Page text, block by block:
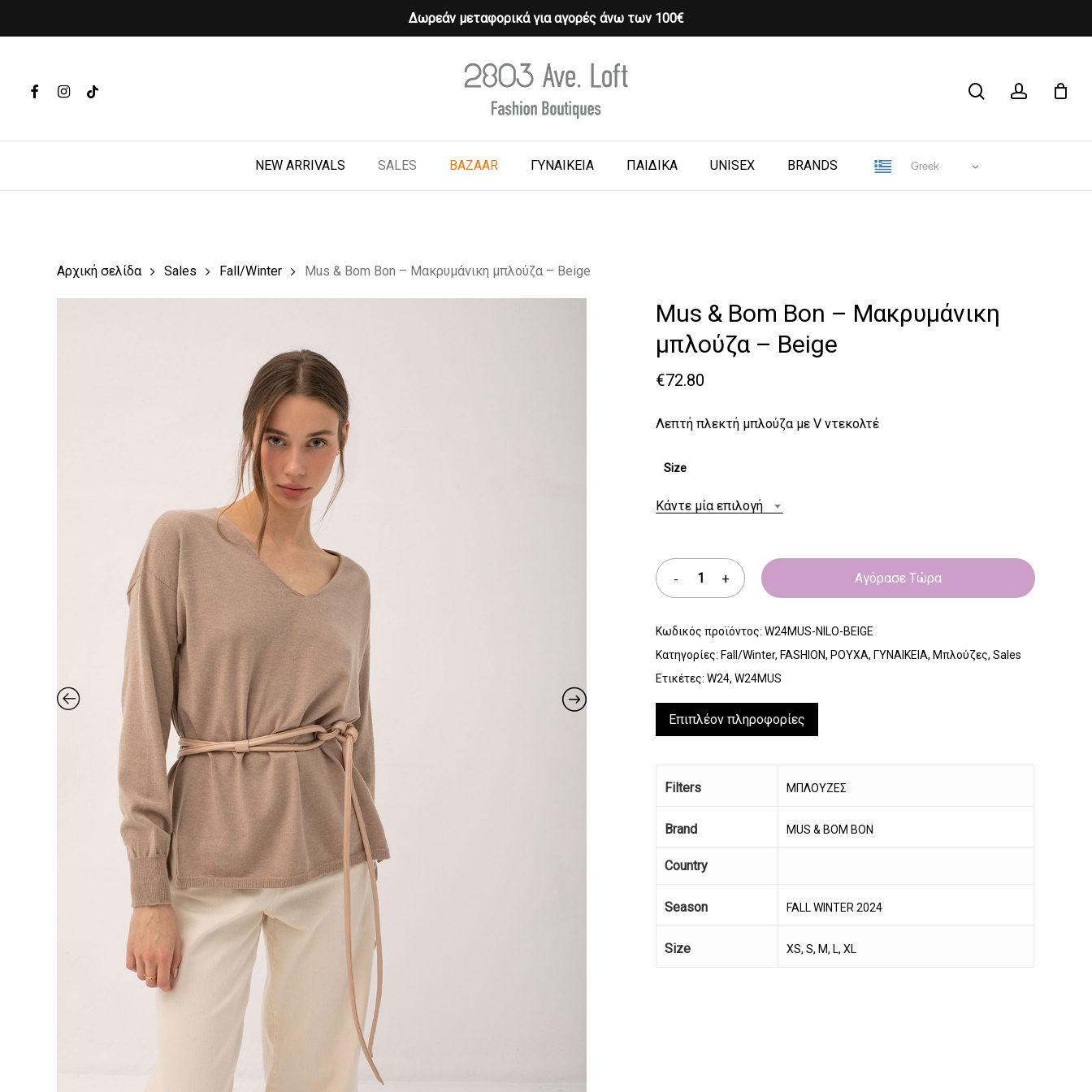
Δωρεάν μεταφορικά για αγορές άνω των 100€
Hit enter to search or ESC to close
FACEBOOKINSTAGRAM
TIKTOK
NEW ARRIVALS SALES BAZAAR ΓΥΝΑΙΚΕΙΑ ΠΑΙΔΙΚΑ UNISEX BRANDS Greek
Cart CLOSE
Αρχική σελίδα Sales Fall/Winter Mus & Bom Bon – Μακρυμάνικη μπλούζα – Beige
Mus & Bom Bon – Μακρυμάνικη
μπλούζα – Beige
€72.80
Λεπτή πλεκτή μπλούζα με V ντεκολτέ
Size
Κάντε μία επιλογή
Αγόρασε Τώρα
Κωδικός προϊόντος:W24MUS-NILO-BEIGE
Κατηγορίες: Fall/Winter, FASHION, ΡΟΥΧΑ, ΓΥΝΑΙΚΕΙΑ, Μπλούζες,Sales
Ετικέτες:W24,W24MUS
Επιπλέον πληροφορίες
Filters ΜΠΛΟΥΖΕΣ
Brand MUS & BOM BON
Country
Season FALL WINTER 2024
Size XS, S, M, L, XL